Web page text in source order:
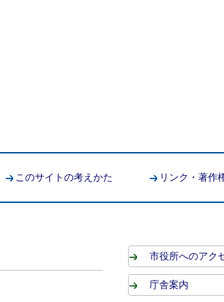
このサイトの考えかた リンク・著作
市役所へのアク
庁舎案内